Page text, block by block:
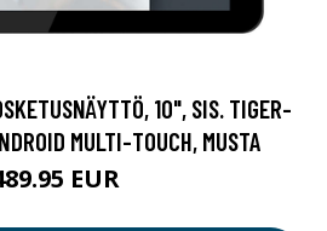
10", SIS. TIGER-
MULTI-TOUCH, MUSTA
EUR